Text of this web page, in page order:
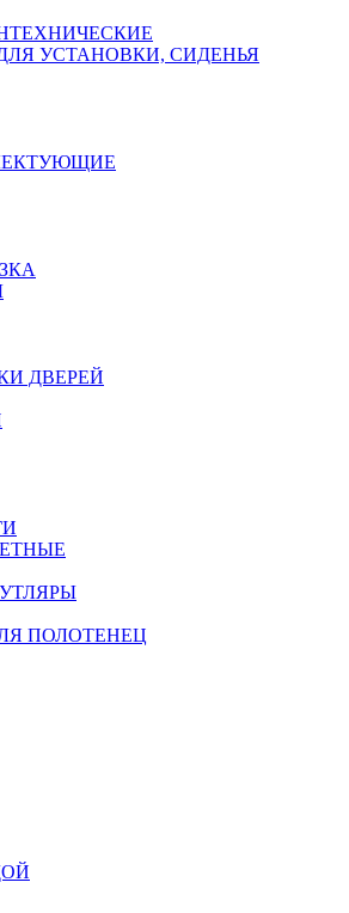
УСТАНОВКИ, СИДЕНЬЯ
ДВЕРЕЙ
ПОЛОТЕНЕЦ